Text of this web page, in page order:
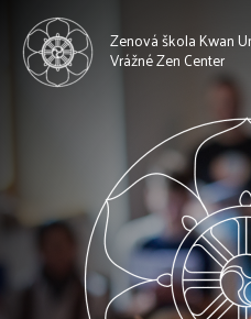
Zenová škola Kwan
Vrážné Zen Center